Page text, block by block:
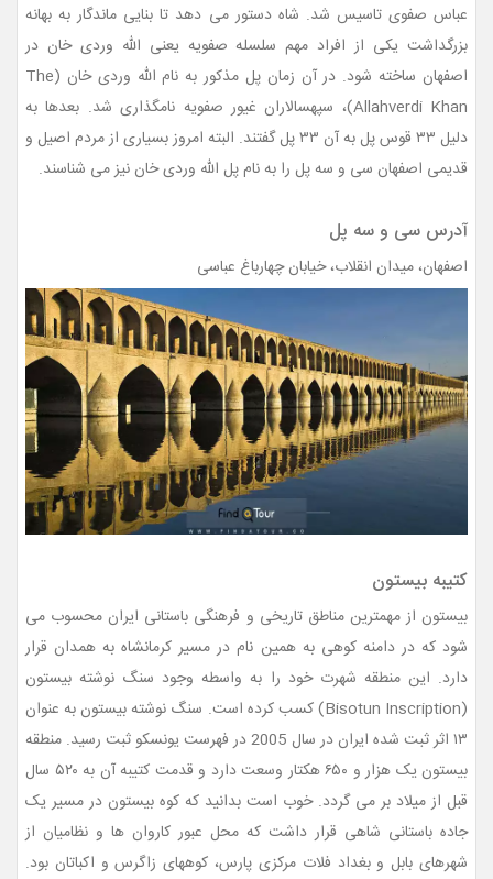
عباس صفوی تاسیس شد. شاه دستور می دهد تا بنایی ماندگار به بهانه
بزرگداشت یکی از افراد مهم سلسله صفویه یعنی الله وردی خان در
اصفهان ساخته شود. در آن زمان پل مذکور به نام الله وردی خان (The
Allahverdi Khan)، سپهسالاران غیور صفویه نامگذاری شد. بعدها به
دلیل ۳۳ قوس پل به آن ۳۳ پل گفتند. البته امروز بسیاری از مردم اصیل و
قدیمی اصفهان سی و سه پل را به نام پل الله وردی خان نیز می شناسند.
آدرس سی و سه پل
اصفهان، میدان انقلاب، خیابان چهارباغ عباسی
کتیبه بیستون
بیستون از مهمترین مناطق تاریخی و فرهنگی باستانی ایران محسوب می
شود که در دامنه کوهی به همین نام در مسیر کرمانشاه به همدان قرار
دارد. این منطقه شهرت خود را به واسطه وجود سنگ نوشته بیستون
(Bisotun Inscription) کسب کرده است. سنگ نوشته بیستون به عنوان
۱۳ اثر ثبت شده ایران در سال 2005 در فهرست یونسکو ثبت رسید. منطقه
بیستون یک هزار و ۶۵۰ هکتار وسعت دارد و قدمت کتیبه آن به ۵۲۰ سال
قبل از میلاد بر می گردد. خوب است بدانید که کوه بیستون در مسیر یک
جاده باستانی شاهی قرار داشت که محل عبور کاروان ها و نظامیان از
شهرهای بابل و بغداد فلات مرکزی پارس، کوههای زاگرس و اکباتان بود.